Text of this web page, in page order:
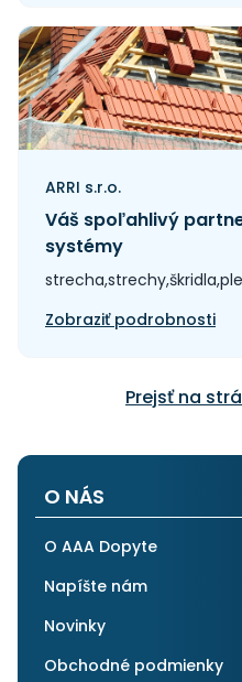
ARRI s.r.o.
Váš spoľahlivý
systémy
Zobraziť podrobnosti
Prejsť na
O NÁS
O AAA Dopyte
Napíšte nám
Novinky
Obchodné podmienky